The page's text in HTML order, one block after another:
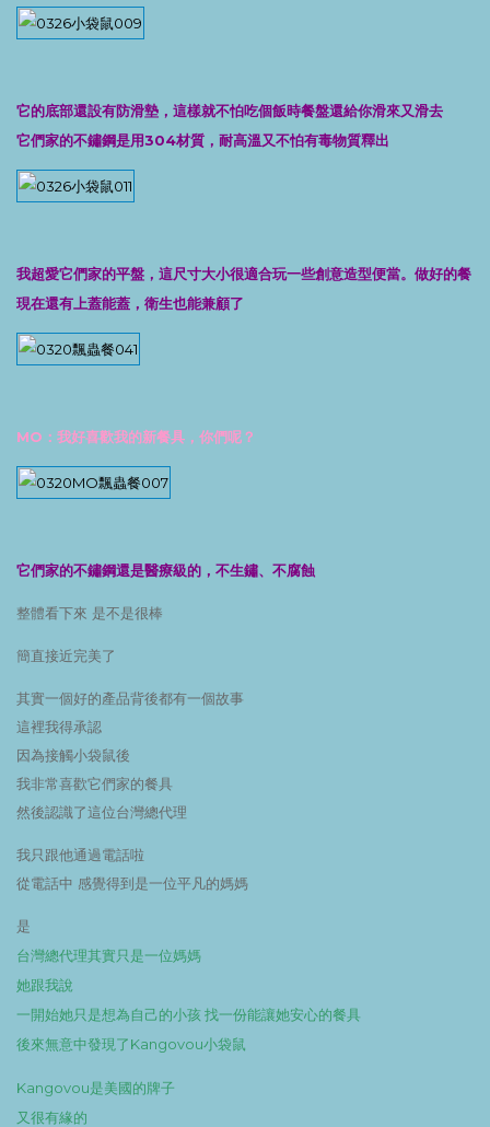
它的底部還設有防滑墊，這樣就不怕吃個飯時餐盤還給你滑來又滑去
它們家的不鏽鋼是用304材質，耐高溫又不怕有毒物質釋出
我超愛它們家的平盤，這尺寸大小很適合玩一些創意造型便當。做好的餐
現在還有上蓋能蓋，衛生也能兼顧了
MO：我好喜歡我的新餐具，你們呢？
它們家的不鏽鋼還是醫療級的，不生鏽、不腐蝕
整體看下來 是不是很棒
簡直接近完美了
其實一個好的產品背後都有一個故事
這裡我得承認
因為接觸小袋鼠後
我非常喜歡它們家的餐具
然後認識了這位台灣總代理
我只跟他通過電話啦
從電話中 感覺得到是一位平凡的媽媽
是
台灣總代理其實只是一位媽媽
她跟我說
一開始她只是想為自己的小孩 找一份能讓她安心的餐具
後來無意中發現了Kangovou小袋鼠
Kangovou是美國的牌子
又很有緣的